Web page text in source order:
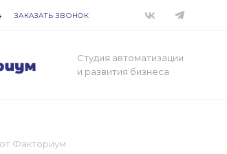
ЗАКАЗАТЬ ЗВОНОК
Студия автоматизации
и развития бизнеса
Факториум